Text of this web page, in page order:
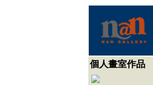
個人畫室作品